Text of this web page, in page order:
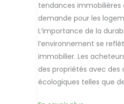
tendances immobilières
demande pour les
L’importance de la
l’environnement se
immobilier. Les
des propriétés avec des
écologiques telles que